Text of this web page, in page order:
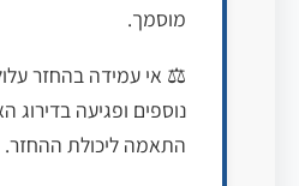
מוסמך.
⚖️ אי עמידה בהחזר
נוספים ופגיעה בדירוג
התאמה ליכולת ההחזר.